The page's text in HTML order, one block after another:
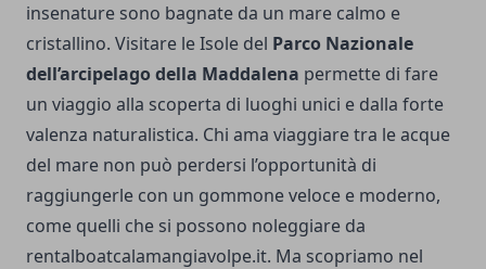
insenature sono bagnate da un mare calmo e
cristallino. Visitare le Isole del Parco Nazionale
dell’arcipelago della Maddalena permette di fare
un viaggio alla scoperta di luoghi unici e dalla forte
valenza naturalistica. Chi ama viaggiare tra le acque
del mare non può perdersi l’opportunità di
raggiungerle con un gommone veloce e moderno,
come quelli che si possono noleggiare da
rentalboatcalamangiavolpe.it. Ma scopriamo nel